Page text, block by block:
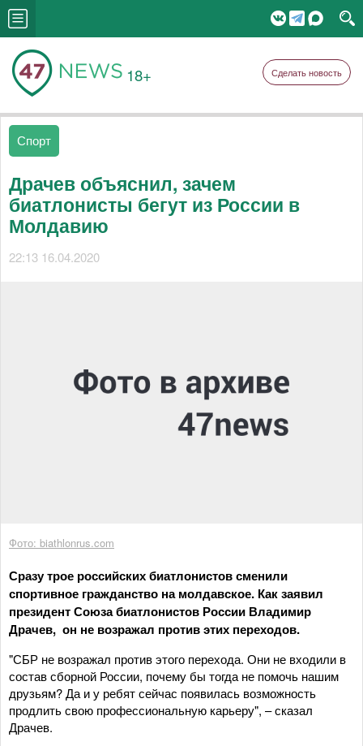
18+ Сделать новость
Спорт
Драчев объяснил, зачем
биатлонисты бегут из России в
Молдавию
22:13 16.04.2020
Фото: biathlonrus.com
Сразу трое российских биатлонистов сменили
спортивное гражданство на молдавское. Как заявил
президент Союза биатлонистов России Владимир
Драчев, он не возражал против этих переходов.
"СБР не возражал против этого перехода. Они не входили в
состав сборной России, почему бы тогда не помочь нашим
друзьям? Да и у ребят сейчас появилась возможность
продлить свою профессиональную карьеру", – сказал
Драчев.